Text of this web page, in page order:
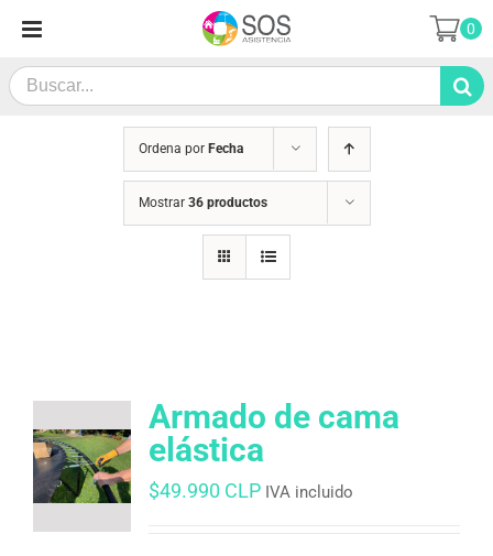
contenido
Search
for:
0
Ordena por Fecha
Mostrar 36 productos
Armado de cama
elástica
$49.990 CLP IVA incluido